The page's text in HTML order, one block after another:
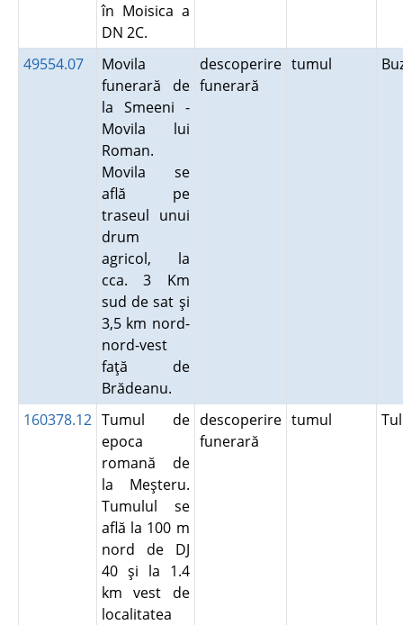
în Moisica a
DN 2C.
49554.07
Movila
funerară de
la Smeeni -
Movila lui
Roman.
Movila se
află pe
traseul unui
drum
agricol, la
cca. 3 Km
sud de sat şi
3,5 km nord-
nord-vest
faţă de
Brădeanu.
descoperire
funerară
tumul
160378.12 Tumul de
epoca
romană de
la Meşteru.
Tumulul se
află la 100 m
nord de DJ
40 şi la 1.4
km vest de
localitatea
descoperire
funerară
tumul